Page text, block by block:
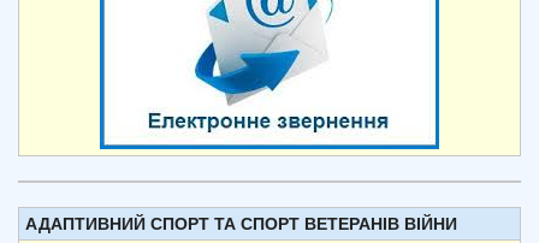
АДАПТИВНИЙ СПОРТ ТА СПОРТ ВЕТЕРАНІВ ВІЙНИ